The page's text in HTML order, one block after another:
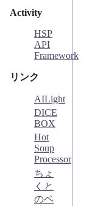
Activity
HSP
API
Framework
リンク
AILight
DICE
BOX
Hot
Soup
Processor
ちょ
くと
のペ